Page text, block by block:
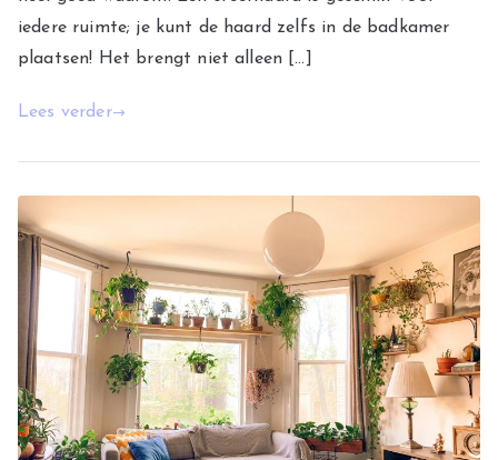
iedere ruimte; je kunt de haard zelfs in de badkamer
plaatsen! Het brengt niet alleen […]
Lees verder